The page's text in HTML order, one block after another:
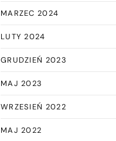
MARZEC 2024
LUTY 2024
GRUDZIEŃ 2023
MAJ 2023
WRZESIEŃ 2022
MAJ 2022